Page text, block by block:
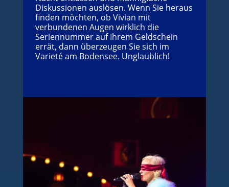
Diskussionen auslösen. Wenn Sie heraus
finden möchten, ob Vivian mit
verbundenen Augen wirklich die
Seriennummer auf Ihrem Geldschein
errät, dann überzeugen Sie sich im
Varieté am Bodensee. Unglaublich!